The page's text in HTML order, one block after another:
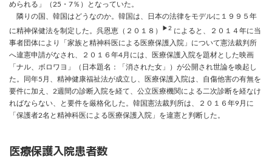
められる」（25・7％）となっていた。
隣りの国、韓国はどうなのか。韓国は、日本の法律をモデルに１９９５年
に精神保健法を制定した。呉恩恵（２０１８） ▶2 によると、２０１４年に当
事者団体により「家族と精神科医による医療保護入院」について憲法裁判所
へ違憲申請がなされ、２０１６年4月には、医療保護入院を題材とした映画
「ナル、ボロワヨ」（日本題名：「消された女」）が公開され世論を喚起し
た。同年5月、精神健康福祉法が成立し、医療保護入院は、自傷他害の有無を
要件に加え、2週間の診断入院を経て、公立医療機関による二次診断を経なけ
ればならない、と要件を厳格化した。韓国憲法裁判所は、２０１６年9月に
「保護者2名と精神科医による医療保護入院」を違憲と判断した。
医療保護入院患者数